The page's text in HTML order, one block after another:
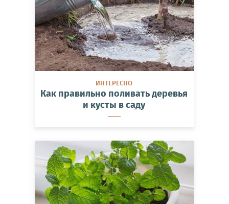
ИНТЕРЕСНО
Как правильно поливать деревья
и кусты в саду